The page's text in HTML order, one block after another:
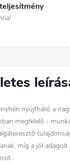
nyújtható a
megfelelő -
míg a jól adagolt